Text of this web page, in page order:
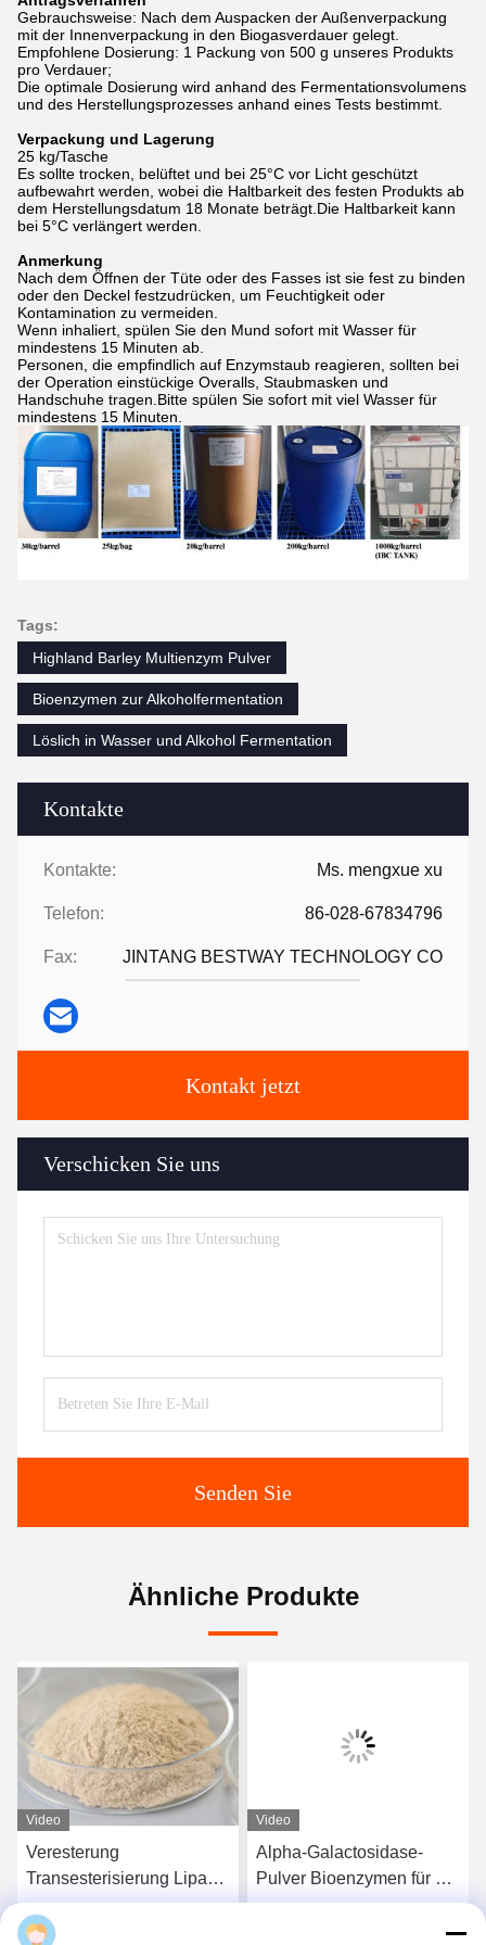
Kontakte
Kontakte: Ms. mengxue xu
Telefon: 86-028-67834796
Fax: JINTANG BESTWAY TECHNOLOGY CO
Kontakt jetzt
Verschicken Sie uns
Senden Sie
Gebrauchsweise: Nach dem Auspacken der Außenverpackung
mit der Innenverpackung in den Biogasverdauer gelegt.
Empfohlene Dosierung: 1 Packung von 500 g unseres Produkts
pro Verdauer;
Die optimale Dosierung wird anhand des Fermentationsvolumens
und des Herstellungsprozesses anhand eines Tests bestimmt.
Verpackung und Lagerung
25 kg/Tasche
Es sollte trocken, belüftet und bei 25°C vor Licht geschützt
aufbewahrt werden, wobei die Haltbarkeit des festen Produkts ab
dem Herstellungsdatum 18 Monate beträgt.Die Haltbarkeit kann
bei 5°C verlängert werden.
Anmerkung
Nach dem Öffnen der Tüte oder des Fasses ist sie fest zu binden
oder den Deckel festzudrücken, um Feuchtigkeit oder
Kontamination zu vermeiden.
Wenn inhaliert, spülen Sie den Mund sofort mit Wasser für
mindestens 15 Minuten ab.
Personen, die empfindlich auf Enzymstaub reagieren, sollten bei
der Operation einstückige Overalls, Staubmasken und
Handschuhe tragen.Bitte spülen Sie sofort mit viel Wasser für
mindestens 15 Minuten.
Tags:
Highland Barley Multienzym Pulver
Bioenzymen zur Alkoholfermentation
Löslich in Wasser und Alkohol Fermentation
Ähnliche Produkte
Video
Veresterung
Transesterisierung Lipase
Pulver Bioenergie Enzym
PH Bereich 2,5-115
Video
Alpha-Galactosidase-
Pulver Bioenzymen für die
Abwasserbehandlung